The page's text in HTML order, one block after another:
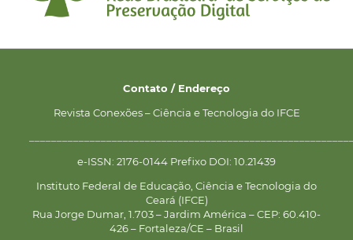
Contato / Endereço
Revista Conexões – Ciência e Tecnologia do IFCE
e-ISSN: 2176-0144 Prefixo DOI: 10.21439
Instituto Federal de Educação, Ciência e Tecnologia do
Ceará (IFCE)
Rua Jorge Dumar, 1.703 – Jardim América – CEP: 60.410-
426 – Fortaleza/CE – Brasil